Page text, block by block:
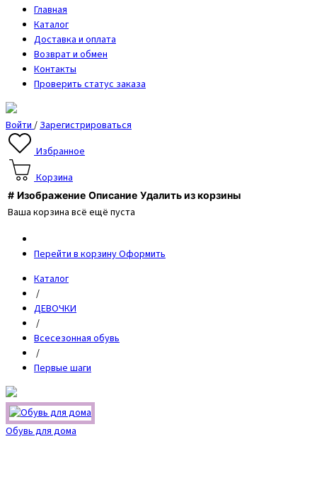
Главная
Каталог
Доставка и оплата
Возврат и обмен
Контакты
Проверить статус заказа
Войти/Зарегистрироваться
Избранное
Корзина
# Изображение Описание Удалить из корзины
Ваша корзина всё ещё пуста
Перейти в корзинуОформить
Каталог
/
ДЕВОЧКИ
/
Всесезонная обувь
/
Первые шаги
Обувь для дома